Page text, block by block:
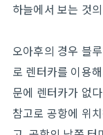
하늘에서 보는 것
오아후의 경우 블
로 렌터카를 이용
문에 렌터카가 없
참고로 공항에 위